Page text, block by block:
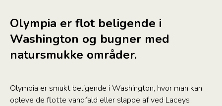
Olympia er flot beligende i
Washington og bugner med
natursmukke områder.
Olympia er smukt beligende i Washington, hvor man kan
opleve de flotte vandfald eller slappe af ved Laceys